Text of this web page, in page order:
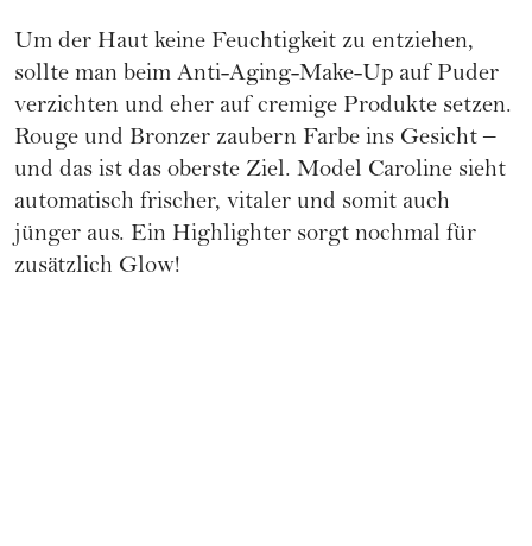
Um der Haut keine Feuchtigkeit zu entziehen,
sollte man beim Anti-Aging-Make-Up auf Puder
verzichten und eher auf cremige Produkte setzen.
Rouge und Bronzer zaubern Farbe ins Gesicht –
und das ist das oberste Ziel. Model Caroline sieht
automatisch frischer, vitaler und somit auch
jünger aus. Ein Highlighter sorgt nochmal für
zusätzlich Glow!